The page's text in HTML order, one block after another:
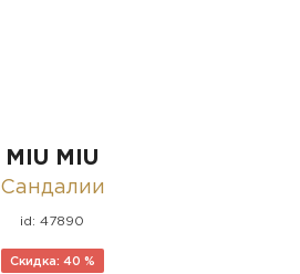
MIU MIU
Сандалии
id: 47890
Скидка: 40 %